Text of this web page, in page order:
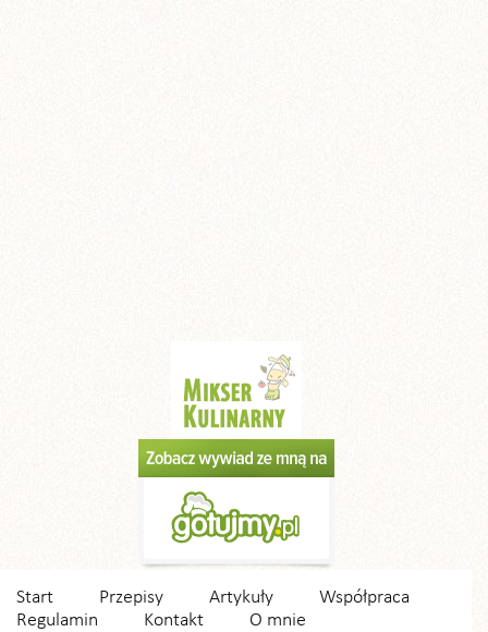
Start Przepisy Artykuły
Współpraca
Regulamin
Kontakt O mnie